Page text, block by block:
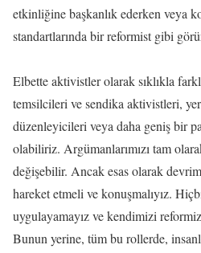
etkinliğine başkanlık ederken veya
standartlarında bir reformist gibi
Elbette aktivistler olarak sıklıkla
temsilcileri ve sendika aktivistleri,
düzenleyicileri veya daha geniş bir
olabiliriz. Argümanlarımızı tam
değişebilir. Ancak esas olarak
hareket etmeli ve konuşmalıyız.
uygulayamayız ve kendimizi
Bunun yerine, tüm bu rollerde,